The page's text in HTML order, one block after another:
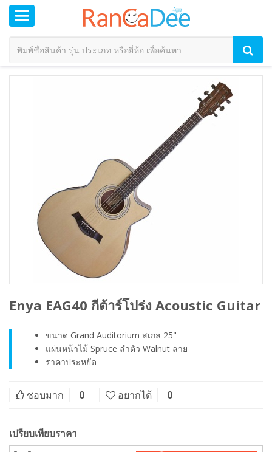
Enya EAG40 กีต้าร์โปร่ง Acoustic Guitar
ขนาด Grand Auditorium สเกล 25"
แผ่นหน้าไม้ Spruce ลำตัว Walnut ลาย
ราคาประหยัด
ชอบมาก 0 อยากได้ 0
เปรียบเทียบราคา